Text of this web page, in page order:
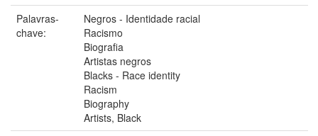
Palavras-
chave:
Negros - Identidade racial
Racismo
Biografia
Artistas negros
Blacks - Race identity
Racism
Biography
Artists, Black